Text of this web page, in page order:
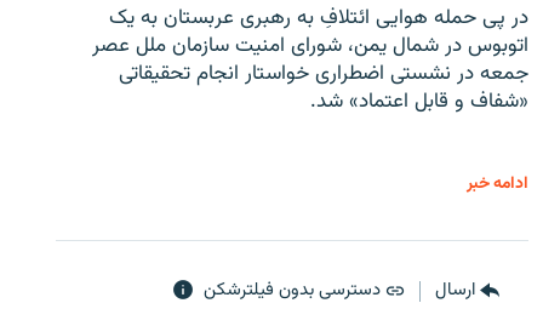
در پی حمله هوایی ائتلافِ به رهبری عربستان به یک
اتوبوس در شمال یمن، شورای امنیت سازمان ملل عصر
جمعه در نشستی اضطراری خواستار انجام تحقیقاتی
«شفاف و قابل اعتماد» شد.
ادامه خبر
ارسال دسترسی بدون فیلترشکن